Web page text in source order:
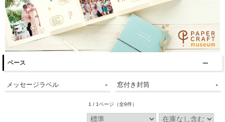
ベース
メッセージラベル 窓付き封筒
1 / 1ページ （全9件）